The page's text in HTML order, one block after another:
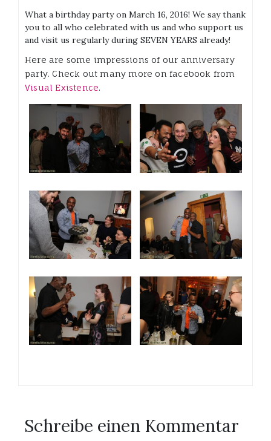
What a birthday party on March 16, 2016! We say thank
you to all who celebrated with us and who support us
and visit us regularly during SEVEN YEARS already!
Here are some impressions of our anniversary
party. Check out many more on facebook from
Visual Existence.
Schreibe einen Kommentar